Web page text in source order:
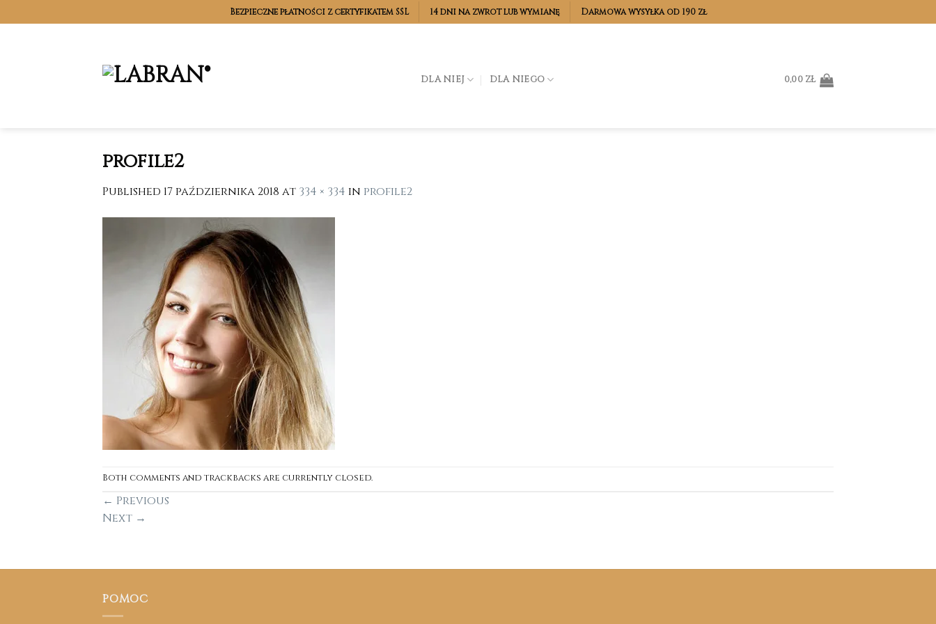
to
Bezpieczne płatności z certyfikatem SSL 14 dni na zwrot lub wymianę Darmowa wysyłka od 190 zł
DLA NIEJ DLA NIEGO 0,00 ZŁ
profile2
Published 17 października 2018 at 334 × 334 in profile2
Both comments and trackbacks are currently closed.
← Previous
Next →
POMOC